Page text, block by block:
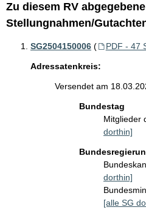
Zu diesem RV
Stellungnahmen/
SG2504150006 ( PDF - 47
Adressatenkreis:
Versendet am
Bundestag
Mitglieder
dorthin]
dorthin]
[alle SG